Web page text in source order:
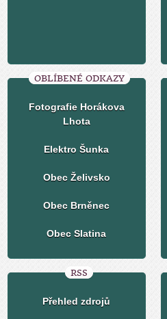
OBLÍBENÉ ODKAZY
Fotografie Horákova
Lhota
Elektro Šunka
Obec Želivsko
Obec Brněnec
Obec Slatina
RSS
Přehled zdrojů